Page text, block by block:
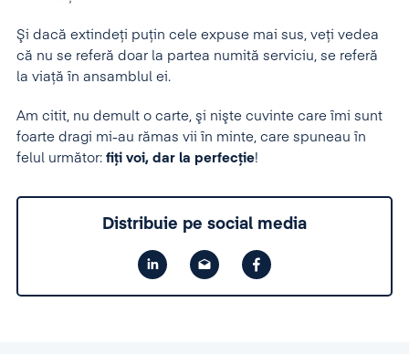
Şi dacă extindeţi puţin cele expuse mai sus, veţi vedea
că nu se referă doar la partea numită serviciu, se referă
la viaţă în ansamblul ei.
Am citit, nu demult o carte, şi nişte cuvinte care îmi sunt
foarte dragi mi-au rămas vii în minte, care spuneau în
felul următor: fiţi voi, dar la perfecţie!
Distribuie pe social media